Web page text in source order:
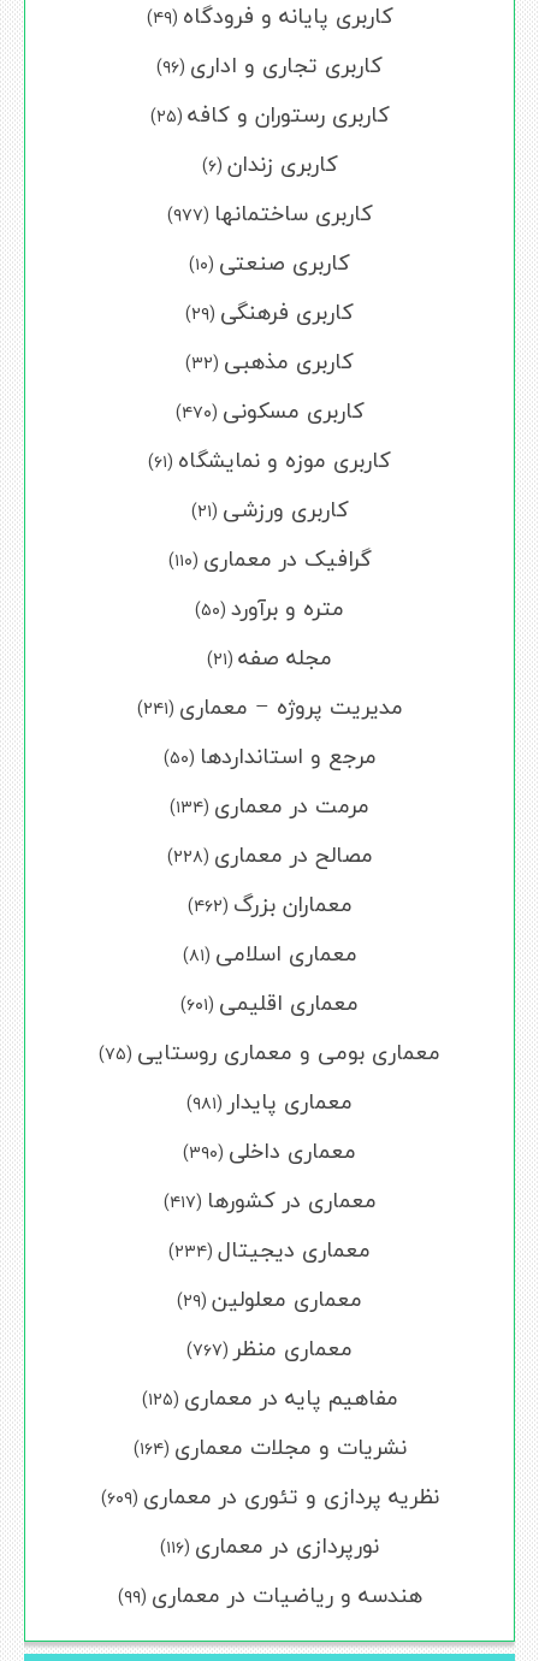
کاربری پایانه و فرودگاه (۴۹)
کاربری تجاری و اداری (۹۶)
کاربری رستوران و کافه (۲۵)
کاربری زندان (۶)
کاربری ساختمانها (۹۷۷)
کاربری صنعتی (۱۰)
کاربری فرهنگی (۲۹)
کاربری مذهبی (۳۲)
کاربری مسکونی (۴۷۰)
کاربری موزه و نمایشگاه (۶۱)
کاربری ورزشی (۲۱)
گرافیک در معماری (۱۱۰)
متره و برآورد (۵۰)
مجله صفه (۲۱)
مدیریت پروژه – معماری (۲۴۱)
مرجع و استانداردها (۵۰)
مرمت در معماری (۱۳۴)
مصالح در معماری (۲۲۸)
معماران بزرگ (۴۶۲)
معماری اسلامی (۸۱)
معماری اقلیمی (۶۰۱)
معماری بومی و معماری روستایی (۷۵)
معماری پایدار (۹۸۱)
معماری داخلی (۳۹۰)
معماری در کشورها (۴۱۷)
معماری دیجیتال (۲۳۴)
معماری معلولین (۲۹)
معماری منظر (۷۶۷)
مفاهیم پایه در معماری (۱۲۵)
نشریات و مجلات معماری (۱۶۴)
نظریه پردازی و تئوری در معماری (۶۰۹)
نورپردازی در معماری (۱۱۶)
هندسه و ریاضیات در معماری (۹۹)